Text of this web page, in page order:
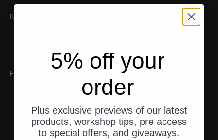
PASSENDES WERKZEUG
EMPFEHLUNGEN
5% off your
order
Plus exclusive previews of our latest
products, workshop tips, pre access
to special offers, and giveaways.